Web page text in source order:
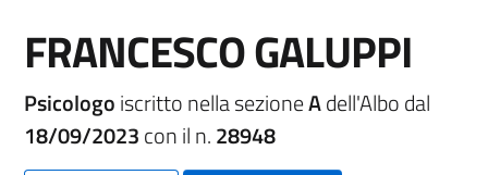
FRANCESCO GALUPPI
Psicologoiscritto nella sezioneAdell'Albo dal
18/09/2023con il n.28948